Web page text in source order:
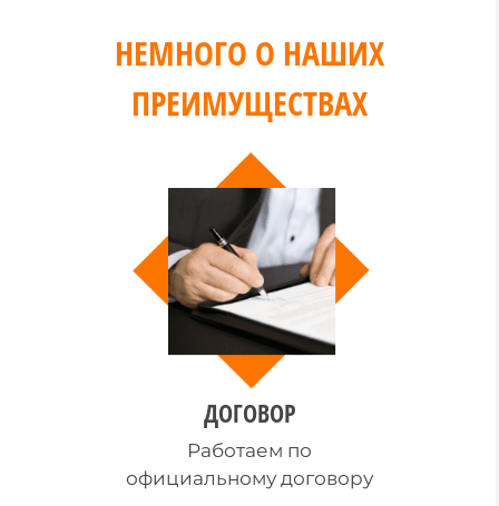
НЕМНОГО О НАШИХ
ПРЕИМУЩЕСТВАХ
ДОГОВОР
Работаем по
официальному договору